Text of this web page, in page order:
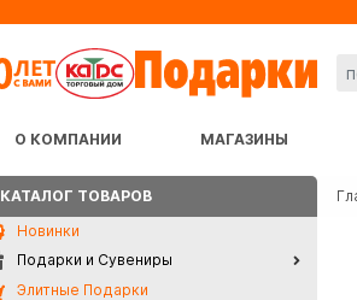
О КОМПАНИИ МАГАЗИНЫ
КАТАЛОГ ТОВАРОВ
Новинки
Подарки и Сувениры
Элитные Подарки